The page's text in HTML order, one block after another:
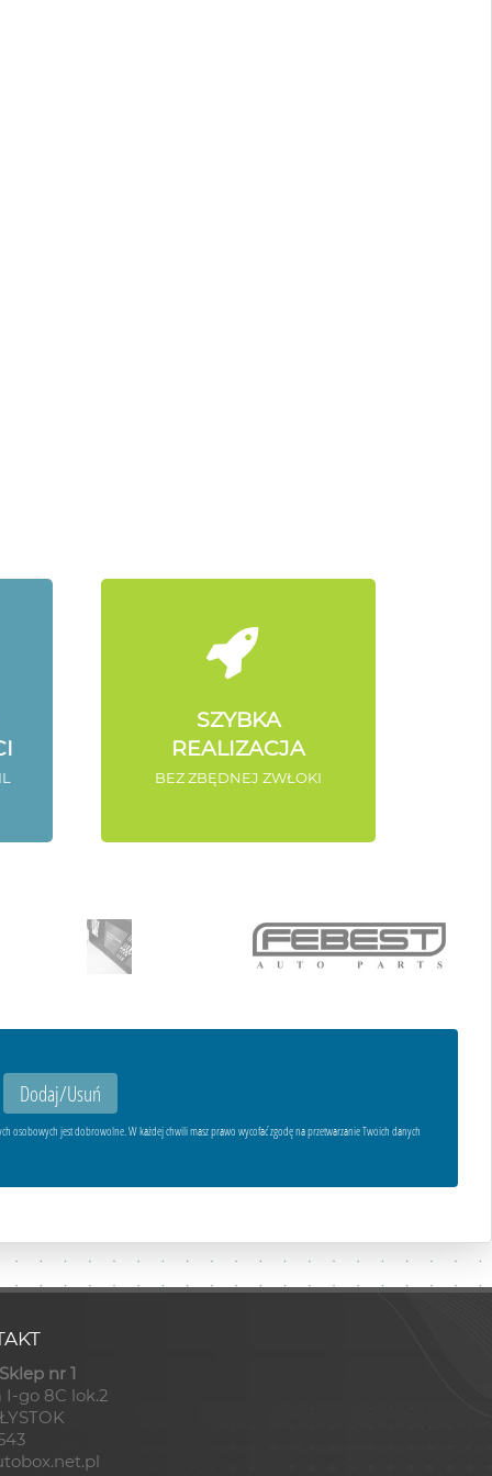
SZYBKA
REALIZACJA
BEZ ZBĘDNEJ ZWŁOKI
jest dobrowolne. W każdej chwili masz prawo wycofać zgodę na przetwarzanie Twoich danych
nr 1
I-go 8C lok.2